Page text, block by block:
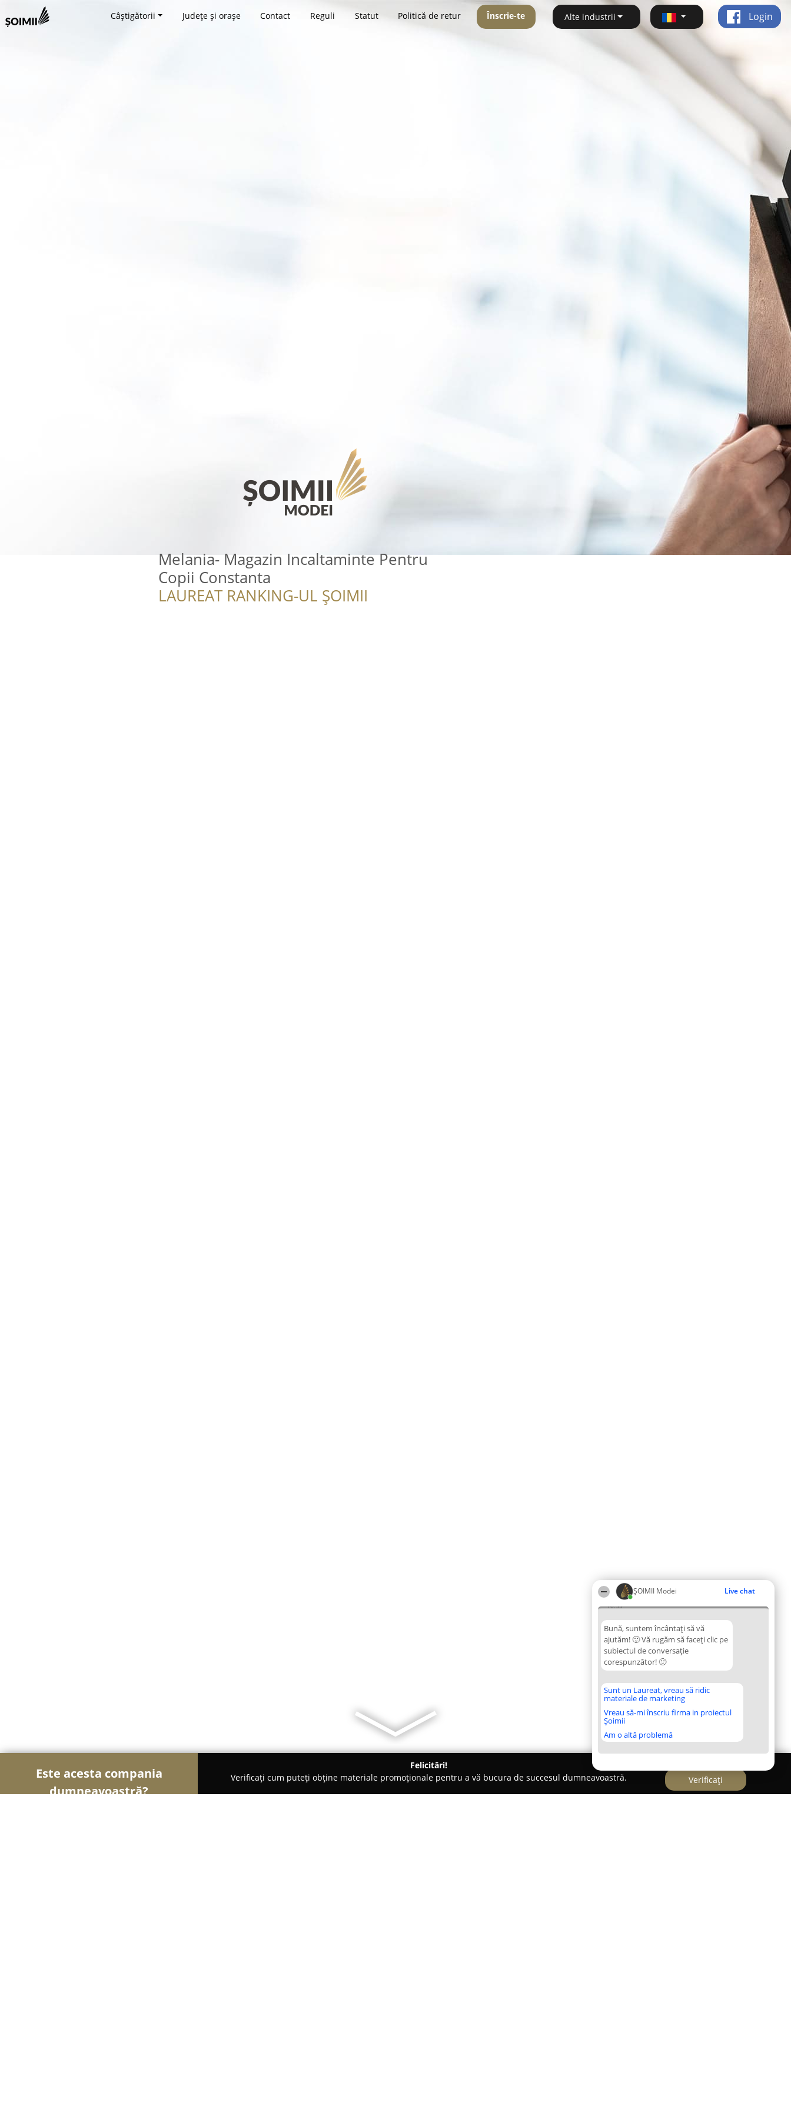
ȘOIMII Modei Live chat
10:35
Bună, suntem încântați să vă
ajutăm! 🙂 Vă rugăm să faceți clic pe
subiectul de conversație
corespunzător! 🙂
Sunt un Laureat, vreau să ridic
materiale de marketing
Vreau să-mi înscriu firma in proiectul
Șoimii
Am o altă problemă
Câștigătorii Județe și orașe Contact Reguli Statut Politică de retur Înscrie-te Alte industrii Login
Melania- Magazin Incaltaminte Pentru
Copii Constanta
LAUREAT RANKING-UL ȘOIMII
Este acesta compania
dumneavoastră?
Felicitări!
Verificați cum puteți obține materiale promoționale pentru a vă bucura de succesul dumneavoastră.
Verificați